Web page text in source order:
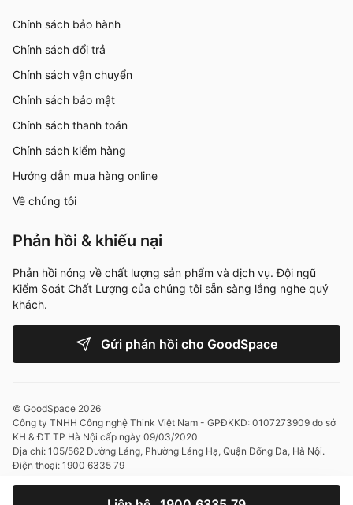
Chính sách bảo hành
Chính sách đổi trả
Chính sách vận chuyển
Chính sách bảo mật
Chính sách thanh toán
Chính sách kiểm hàng
Hướng dẫn mua hàng online
Về chúng tôi
Phản hồi & khiếu nại
Phản hồi nóng về chất lượng sản phẩm và dịch vụ. Đội ngũ
Kiểm Soát Chất Lượng của chúng tôi sẵn sàng lắng nghe quý
khách.
Gửi phản hồi cho GoodSpace
© GoodSpace 2026
Công ty TNHH Công nghệ Think Việt Nam - GPĐKKD: 0107273909 do sở
KH & ĐT TP Hà Nội cấp ngày 09/03/2020
Địa chỉ: 105/562 Đường Láng, Phường Láng Hạ, Quận Đống Đa, Hà Nội.
Điện thoại: 1900 6335 79